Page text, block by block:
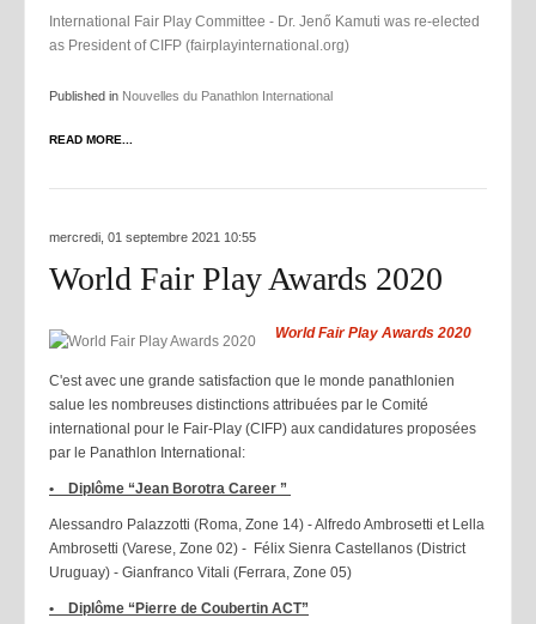
International Fair Play Committee - Dr. Jenő Kamuti was re-elected
as President of CIFP (fairplayinternational.org)
Published in Nouvelles du Panathlon International
READ MORE...
mercredi, 01 septembre 2021 10:55
World Fair Play Awards 2020
World Fair Play Awards 2020
C'est avec une grande satisfaction que le monde panathlonien
salue les nombreuses distinctions attribuées par le Comité
international pour le Fair-Play (CIFP) aux candidatures proposées
par le Panathlon International:
• Diplôme “Jean Borotra Career ”
Alessandro Palazzotti (Roma, Zone 14) - Alfredo Ambrosetti et Lella
Ambrosetti (Varese, Zone 02) - Félix Sienra Castellanos (District
Uruguay) - Gianfranco Vitali (Ferrara, Zone 05)
• Diplôme “Pierre de Coubertin ACT”